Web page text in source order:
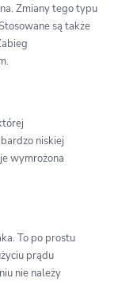
Zmiany tego typu
są także
niskiej
wymrożona
To po prostu
prądu
nie należy